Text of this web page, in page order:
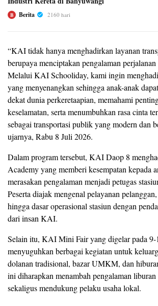
B Berita 2160 hari
“KAI tidak hanya menghadirkan layanan
berupaya menciptakan pengalaman
Melalui KAI Schooliday, kami ingin
yang menyenangkan sehingga anak-anak
dekat dunia perkeretaapian, memahami
keselamatan, serta menumbuhkan rasa cinta
sebagai transportasi publik yang modern dan
ujarnya, Rabu 8 Juli 2026.
Dalam program tersebut, KAI Daop 8
Academy yang memberi kesempatan kepada
merasakan pengalaman menjadi petugas
Peserta diajak mengenal pelayanan
hingga dasar operasional stasiun dengan
dari insan KAI.
Selain itu, KAI Mini Fair yang digelar pada
menyuguhkan berbagai kegiatan untuk
dolanan tradisional, bazar UMKM, dan
ini diharapkan menambah pengalaman liburan
sekaligus mendukung pelaku usaha lokal.